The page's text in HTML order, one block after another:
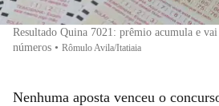
Resultado Quina 7021: prêmio acumula e
números • Rômulo Avila/Itatiaia
Nenhuma aposta venceu o